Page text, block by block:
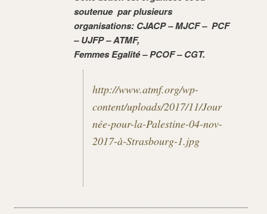
soutenue par plusieurs
organisations: CJACP – MJCF – PCF
– UJFP –ATMF,
Femmes Egalité – PCOF – CGT.
http://www.atmf.org/wp-
content/uploads/2017/11/Jour
née-pour-la-Palestine-04-nov-
2017-à-Strasbourg-1.jpg